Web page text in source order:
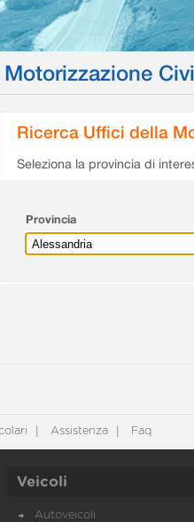
Ricerca Uffici della
Seleziona la provincia di
Provincia
Assistenza Faq
Veicoli
Autoveicoli